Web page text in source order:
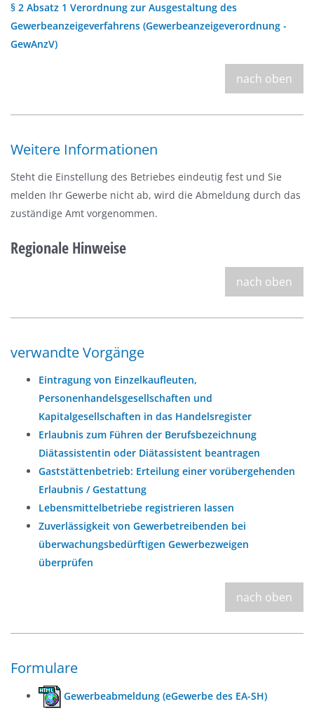
§ 2 Absatz 1 Verordnung zur Ausgestaltung des
Gewerbeanzeigeverfahrens (Gewerbeanzeigeverordnung -
GewAnzV)
nach oben
Weitere Informationen
Steht die Einstellung des Betriebes eindeutig fest und Sie
melden Ihr Gewerbe nicht ab, wird die Abmeldung durch das
zuständige Amt vorgenommen.
Regionale Hinweise
nach oben
verwandte Vorgänge
Eintragung von Einzelkaufleuten,
Personenhandelsgesellschaften und
Kapitalgesellschaften in das Handelsregister
Erlaubnis zum Führen der Berufsbezeichnung
Diätassistentin oder Diätassistent beantragen
Gaststättenbetrieb: Erteilung einer vorübergehenden
Erlaubnis / Gestattung
Lebensmittelbetriebe registrieren lassen
Zuverlässigkeit von Gewerbetreibenden bei
überwachungsbedürftigen Gewerbezweigen
überprüfen
nach oben
Formulare
Gewerbeabmeldung (eGewerbe des EA-SH)